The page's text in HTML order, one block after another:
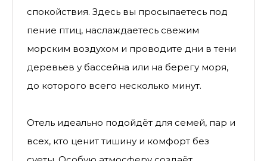
спокойствия. Здесь вы просыпаетесь под
пение птиц, наслаждаетесь свежим
морским воздухом и проводите дни в тени
деревьев у бассейна или на берегу моря,
до которого всего несколько минут.
Отель идеально подойдёт для семей, пар и
всех, кто ценит тишину и комфорт без